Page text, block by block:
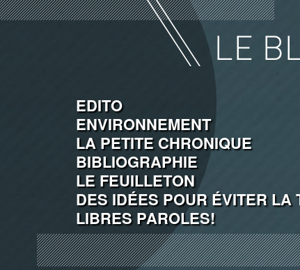
EDITO
ENVIRONNEMENT
LA PETITE CHRONIQUE
BIBLIOGRAPHIE
LE FEUILLETON
DES IDÉES POUR ÉVITER
LIBRES PAROLES!